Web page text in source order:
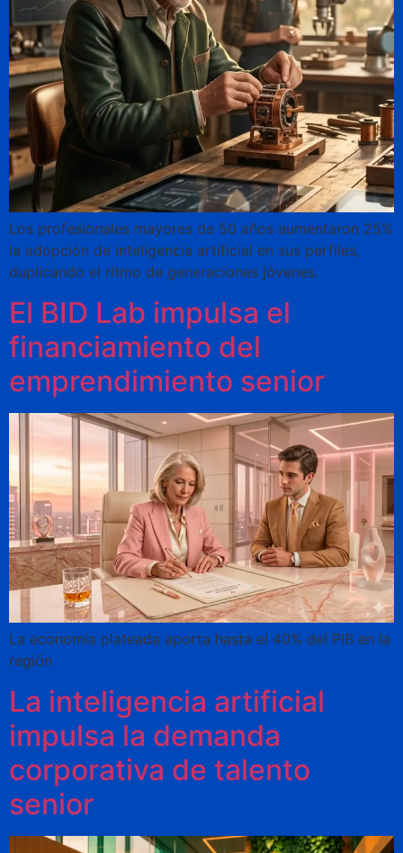
Los profesionales mayores de 50 años aumentaron 25%
la adopción de inteligencia artificial en sus perfiles,
duplicando el ritmo de generaciones jóvenes.
El BID Lab impulsa el
financiamiento del
emprendimiento senior
La economía plateada aporta hasta el 40% del PIB en la
región
La inteligencia artificial
impulsa la demanda
corporativa de talento
senior